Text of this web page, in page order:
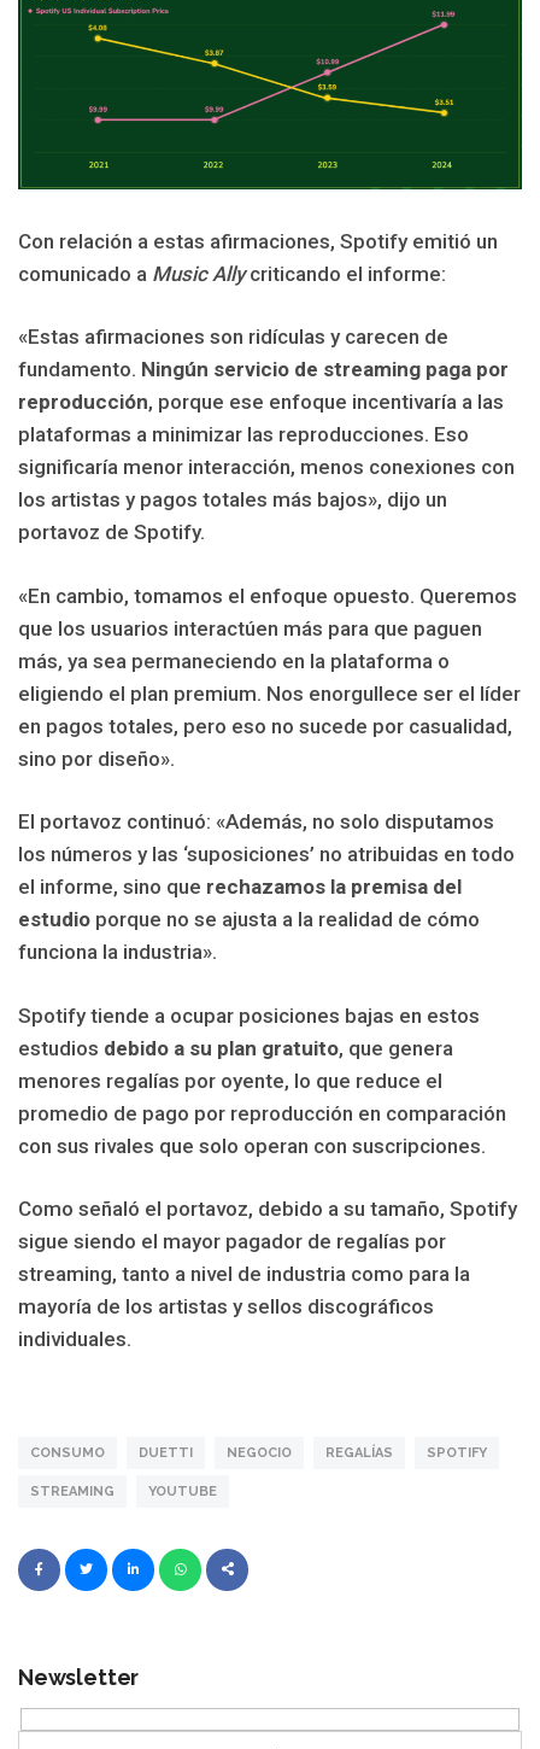
Con relación a estas afirmaciones, Spotify emitió un
comunicado a Music Allycriticando el informe:
«Estas afirmaciones son ridículas y carecen de
fundamento. Ningún servicio de streaming paga por
reproducción, porque ese enfoque incentivaría a las
plataformas a minimizar las reproducciones. Eso
significaría menor interacción, menos conexiones con
los artistas y pagos totales más bajos», dijo un
portavoz de Spotify.
«En cambio, tomamos el enfoque opuesto. Queremos
que los usuarios interactúen más para que paguen
más, ya sea permaneciendo en la plataforma o
eligiendo el plan premium. Nos enorgullece ser el líder
en pagos totales, pero eso no sucede por casualidad,
sino por diseño».
El portavoz continuó: «Además, no solo disputamos
los números y las ‘suposiciones’ no atribuidas en todo
el informe, sino que rechazamos la premisa del
estudio porque no se ajusta a la realidad de cómo
funciona la industria».
Spotify tiende a ocupar posiciones bajas en estos
estudios debido a su plan gratuito, que genera
menores regalías por oyente, lo que reduce el
promedio de pago por reproducción en comparación
con sus rivales que solo operan con suscripciones.
Como señaló el portavoz, debido a su tamaño, Spotify
sigue siendo el mayor pagador de regalías por
streaming, tanto a nivel de industria como para la
mayoría de los artistas y sellos discográficos
individuales.
CONSUMO DUETTI NEGOCIO REGALÍAS SPOTIFY
STREAMING YOUTUBE
Newsletter